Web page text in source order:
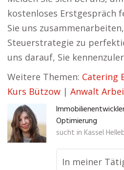
kostenloses Erstgespräch
Sie uns
Steuerstrategie zu
uns darauf, Sie
Weitere Themen: Catering
Kurs Bützow | Anwalt
Optimierung
sucht in Kassel
In meiner